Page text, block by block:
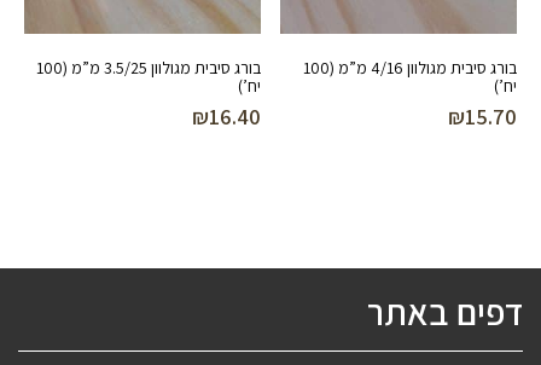
בורג סיבית מגולוון 4/16 מ”מ (100
יח’)
₪15.70
בורג סיבית מגולוון 3.5/25 מ”מ (100
יח’)
₪16.40
דפים באתר